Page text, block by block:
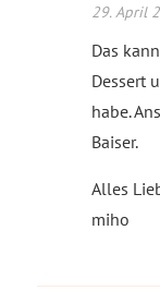
29. April
Das
Dessert
habe.
Baiser.
Alles
miho